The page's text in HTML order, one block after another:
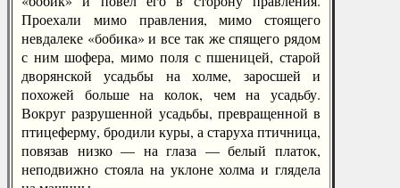
Проехали мимо правления, мимо стоящего
невдалеке «бобика» и все так же спящего рядом
с ним шофера, мимо поля с пшеницей, старой
дворянской усадьбы на холме, заросшей и
похожей больше на колок, чем на усадьбу.
Вокруг разрушенной усадьбы, превращенной в
птицеферму, бродили куры, а старуха птичница,
повязав низко — на глаза — белый платок,
неподвижно стояла на уклоне холма и глядела